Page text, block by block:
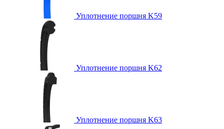
Уплотнение поршня K59
Уплотнение поршня K62
Уплотнение поршня K63